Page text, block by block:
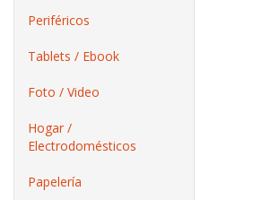
Periféricos
Tablets / Ebook
Foto / Video
Hogar /
Electrodomésticos
Papelería